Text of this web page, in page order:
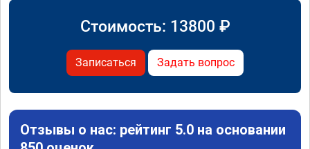
Стоимость: 13800 ₽
Записаться Задать вопрос
Отзывы о нас: рейтинг 5.0 на основании